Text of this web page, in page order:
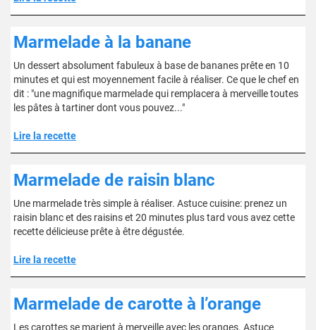
Marmelade à la banane
Un dessert absolument fabuleux à base de bananes prête en 10
minutes et qui est moyennement facile à réaliser. Ce que le chef en
dit : "une magnifique marmelade qui remplacera à merveille toutes
les pâtes à tartiner dont vous pouvez..."
Lire la recette
Marmelade de raisin blanc
Une marmelade très simple à réaliser. Astuce cuisine: prenez un
raisin blanc et des raisins et 20 minutes plus tard vous avez cette
recette délicieuse prête à être dégustée.
Lire la recette
Marmelade de carotte à l’orange
Les carottes se marient à merveille avec les oranges. Astuce